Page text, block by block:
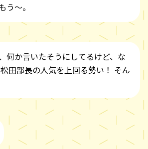
う～。
何か言いたそうにしてるけど、な
田部長の人気を上回る勢い！ そん